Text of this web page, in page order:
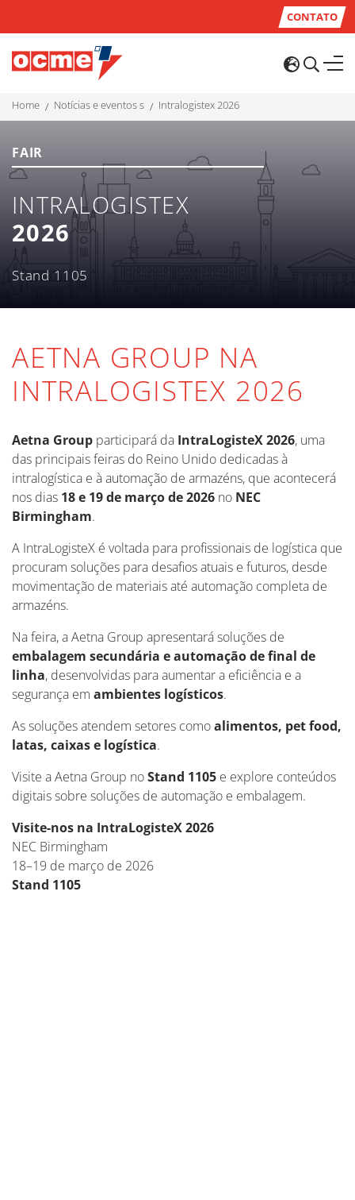
CONTATO
home notícias e eventos s intralogistex 2026
FAIR
INTRALOGISTEX
2026
Stand 1105
AETNA GROUP NA
INTRALOGISTEX 2026
Aetna Group participará da IntraLogisteX 2026, uma
das principais feiras do Reino Unido dedicadas à
intralogística e à automação de armazéns, que acontecerá
nos dias 18 e 19 de março de 2026 no NEC
Birmingham.
A IntraLogisteX é voltada para profissionais de logística que
procuram soluções para desafios atuais e futuros, desde
movimentação de materiais até automação completa de
armazéns.
Na feira, a Aetna Group apresentará soluções de
embalagem secundária e automação de final de
linha, desenvolvidas para aumentar a eficiência e a
segurança em ambientes logísticos.
As soluções atendem setores comoalimentos, pet food,
latas, caixas e logística.
Visite a Aetna Group noStand 1105 e explore conteúdos
digitais sobre soluções de automação e embalagem.
Visite-nos na IntraLogisteX 2026
NEC Birmingham
18–19 de março de 2026
Stand 1105